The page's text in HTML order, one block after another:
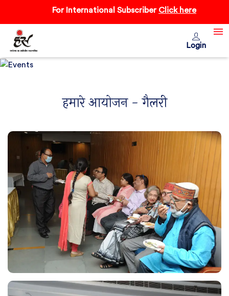
For International SubscriberClick here
Login
हमारे आयोजन - गैलरी